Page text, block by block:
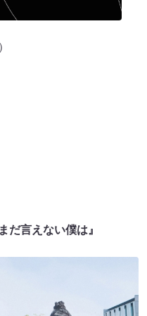
だ言えない僕は』